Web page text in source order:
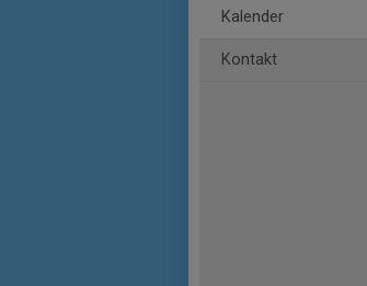
Kalender
Kontakt